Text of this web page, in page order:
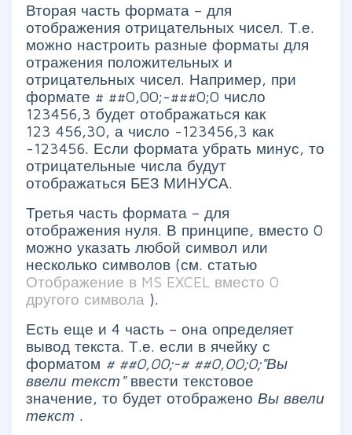
Вторая часть формата – для
отображения отрицательных чисел. Т.е.
можно настроить разные форматы для
отражения положительных и
отрицательных чисел. Например, при
формате # ##0,00;-###0;0 число
123456,3 будет отображаться как
123 456,30, а число -123456,3 как
-123456. Если формата убрать минус, то
отрицательные числа будут
отображаться БЕЗ МИНУСА.
Третья часть формата – для
отображения нуля. В принципе, вместо 0
можно указать любой символ или
несколько символов (см. статью
Отображение в MS EXCEL вместо 0
другого символа ).
Есть еще и 4 часть – она определяет
вывод текста. Т.е. если в ячейку с
форматом # ##0,00;-# ##0,00;0;"Вы
ввели текст" ввести текстовое
значение, то будет отображено Вы ввели
текст .